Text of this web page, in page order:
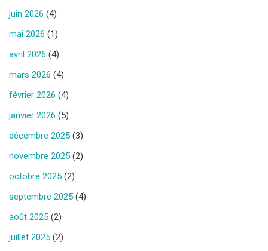
juin 2026 (4)
mai 2026 (1)
avril 2026 (4)
mars 2026 (4)
février 2026 (4)
janvier 2026 (5)
décembre 2025 (3)
novembre 2025 (2)
octobre 2025 (2)
septembre 2025 (4)
août 2025 (2)
juillet 2025 (2)